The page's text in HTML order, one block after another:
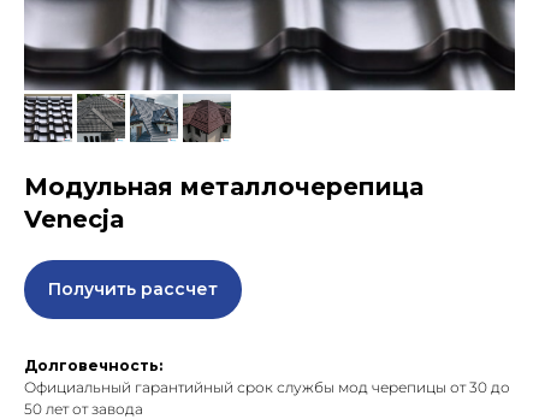
Модульная металлочерепица
Venecja
Получить рассчет
Долговечность:
Официальный гарантийный срок службы мод черепицы от 30 до
50 лет от завода